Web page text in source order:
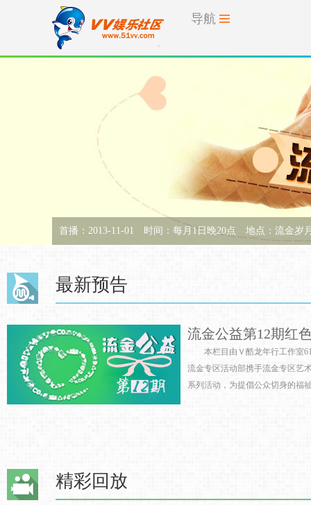
导航
首播：2013-11-01 时间：每月1日晚20点 地点： 流金岁
最新预告
流金公益第12期红
本栏目由Ｖ酷龙年行工作室
流金专区活动部携手流金专区艺
系列活动，为提倡公众切身的福
精彩回放